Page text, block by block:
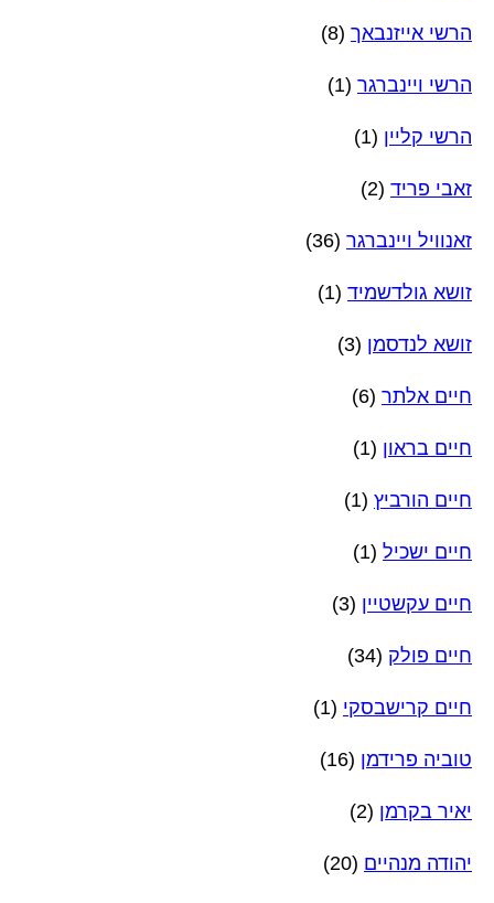
הרשי אייזנבאך (8)
הרשי ויינברגר (1)
הרשי קליין (1)
זאבי פריד (2)
זאנוויל ויינברגר (36)
זושא גולדשמיד (1)
זושא לנדסמן (3)
חיים אלתר (6)
חיים בראון (1)
חיים הורביץ (1)
חיים ישכיל (1)
חיים עקשטיין (3)
חיים פולק (34)
חיים קרישבסקי (1)
טוביה פרידמן (16)
יאיר בקרמן (2)
יהודה מנהיים (20)